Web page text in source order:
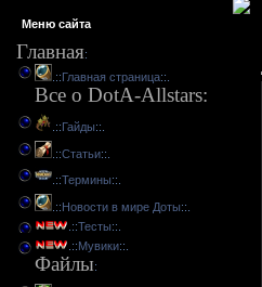
Меню сайта
Главная:
.::Главная страница::.
Все о DotA-Allstars:
.:: Гайды::.
.::Статьи::.
.::Термины::.
.::Новости в мире Доты::.
.::Тесты::.
.::Мувики::.
Файлы: